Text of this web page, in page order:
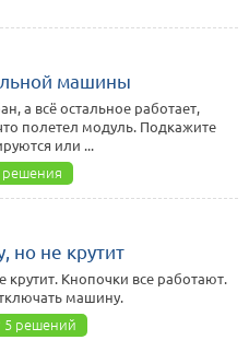
машины
а всё остальное работает,
полетел модуль. Подкажите
или ...
решения
но не крутит
Кнопочки все работают.
машину.
5 решений